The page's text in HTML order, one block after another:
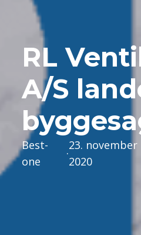
RL
A/S
Best-
one
·
23. november
2020